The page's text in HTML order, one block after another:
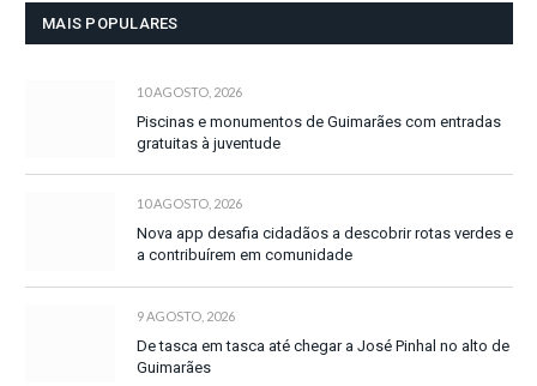
MAIS POPULARES
10 AGOSTO, 2026
Piscinas e monumentos de Guimarães com entradas
gratuitas à juventude
10 AGOSTO, 2026
Nova app desafia cidadãos a descobrir rotas verdes e
a contribuírem em comunidade
9 AGOSTO, 2026
De tasca em tasca até chegar a José Pinhal no alto de
Guimarães